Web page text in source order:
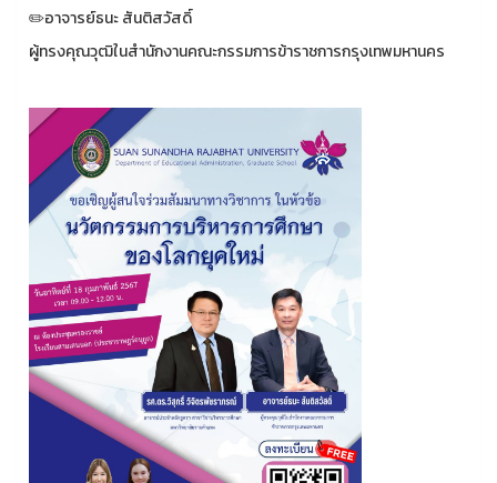
✏️อาจารย์ธนะ สันติสวัสดิ์
ผู้ทรงคุณวุฒิในสำนักงานคณะกรรมการข้าราชการกรุงเทพมหานคร